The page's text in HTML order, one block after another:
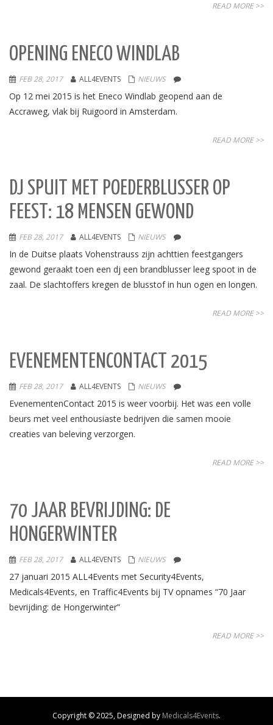
READ MORE >>
OPENING ENECO WINDLAB
FEB 28, 2017 ALL4EVENTS NIEUWS
Op 12 mei 2015 is het Eneco Windlab geopend aan de
Accraweg, vlak bij Ruigoord in Amsterdam.
READ MORE >>
DJ SPUIT MET POEDERBLUSSER OP
FEEST: 18 MENSEN GEWOND
FEB 28, 2017 ALL4EVENTS NIEUWS
In de Duitse plaats Vohenstrauss zijn achttien feestgangers
gewond geraakt toen een dj een brandblusser leeg spoot in de
zaal. De slachtoffers kregen de blusstof in hun ogen en longen.
READ MORE >>
EVENEMENTENCONTACT 2015
FEB 28, 2017 ALL4EVENTS NIEUWS
EvenementenContact 2015 is weer voorbij. Het was een volle
beurs met veel enthousiaste bedrijven die samen mooie
creaties van beleving verzorgen.
READ MORE >>
70 JAAR BEVRIJDING: DE
HONGERWINTER
FEB 28, 2017 ALL4EVENTS NIEUWS
27 januari 2015 ALL4Events met Security4Events,
Medicals4Events, en Traffic4Events bij TV opnames “70 Jaar
bevrijding: de Hongerwinter”
READ MORE >>
Copyright © 2025, Designed by Medicals4Events.